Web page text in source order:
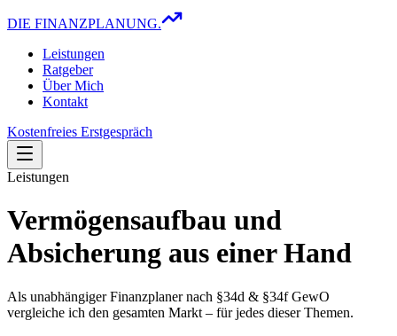
DIE FINANZPLANUNG.
Leistungen
Ratgeber
Über Mich
Kontakt
Kostenfreies Erstgespräch
Leistungen
Vermögensaufbau und
Absicherung aus einer Hand
Als unabhängiger Finanzplaner nach §34d & §34f GewO
vergleiche ich den gesamten Markt – für jedes dieser Themen.